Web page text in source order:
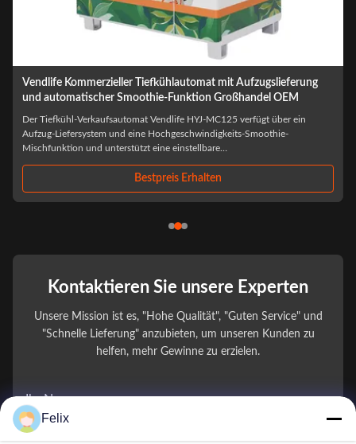
2021 Neuer automatischer Getränkeautomat für frisches
Gemüse und Obst für Einkaufszentrum und Markt
Specification: Multiple Payment System: Online Payment System And
Card Payment System, Nfc Payment. Software System Customize: Mdb,
Dex. Flexible Shelf: Spacing, Height, Quantity. Language. Color: White,
Sticker. 2 Sides Can Add The ...Bestpreis Erhalten
Kontaktieren Sie unsere Experten
Unsere Mission ist es, "Hohe Qualität", "Guten Service" und
"Schnelle Lieferung" anzubieten, um unseren Kunden zu
helfen, mehr Gewinne zu erzielen.
Ihr Name
Felix